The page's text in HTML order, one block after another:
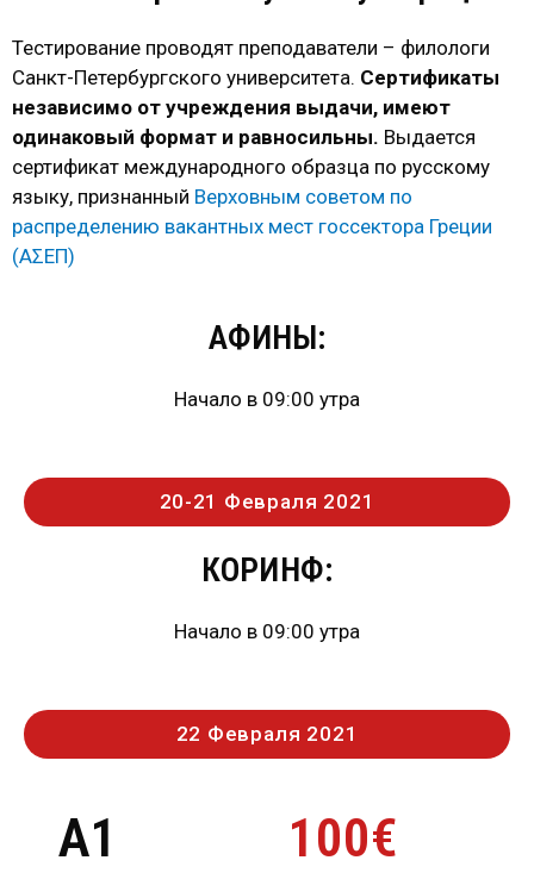
Тестирование проводят преподаватели – филологи
Санкт-Петербургского университета. Сертификаты
независимо от учреждения выдачи, имеют
одинаковый формат и равносильны. Выдается
сертификат международного образца по русскому
языку, признанный Верховным советом по
распределению вакантных мест госсектора Греции
(ΑΣΕΠ)
АФИНЫ:
Начало в 09:00 утра
20-21 Февраля 2021
КОРИНФ:
Начало в 09:00 утра
22 Февраля 2021
Α1
100€